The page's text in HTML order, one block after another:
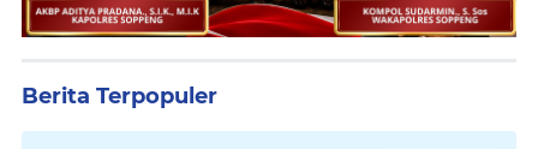
Berita Terpopuler